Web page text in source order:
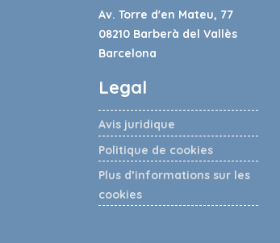
Av. Torre d'en Mateu, 77
08210 Barberà del Vallès
Barcelona
Legal
Avis juridique
Politique de cookies
Plus d’informations sur les
cookies